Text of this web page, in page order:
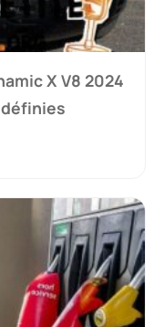
X V8 2024